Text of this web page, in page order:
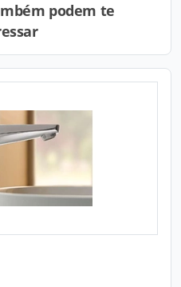
podem te